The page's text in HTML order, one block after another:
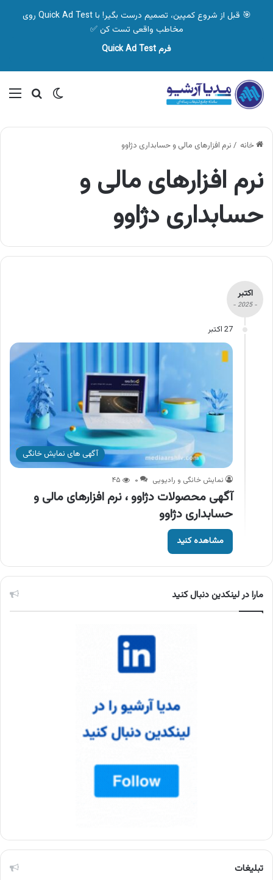
🎯 قبل از شروع کمپین، تصمیم درست بگیر! با Quick Ad Test روی
مخاطب واقعی تست کن ✅
فرم Quick Ad Test
تغییر پوسته
خانه / نرم افزارهای مالی و حسابداری دژاوو
نرم افزارهای مالی و
حسابداری دژاوو
اکتبر
- 2025 -
27 اکتبر
آگهی های نمایش خانگی
نمایش خانگی و رادیویی ۰ ۴۵
آگهی محصولات دژاوو ، نرم افزارهای مالی و
حسابداری دژاوو
مشاهده کنید
مارا در لینکدین دنبال کنید
تبلیغات